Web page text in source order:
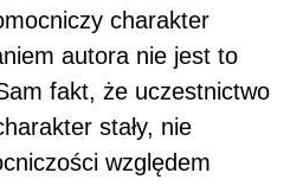
charakter
autora nie jest to
fakt, że uczestnictwo
stały, nie
względem